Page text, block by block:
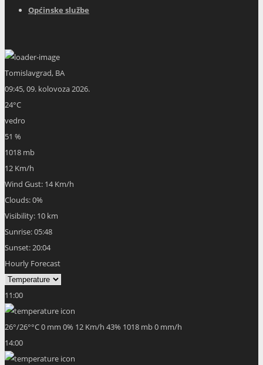
Općinske službe
Tomislavgrad, BA
09:45,09. kolovoza 2026.
24°C
vedro
51 %
1018 mb
12 Km/h
Wind Gust: 14 Km/h
Clouds:0%
Visibility: 10 km
Sunrise:05:48
Sunset:20:04
Hourly Forecast
11:00
26°/26°°C0 mm 0% 12 Km/h 43% 1018 mb0 mm/h
14:00